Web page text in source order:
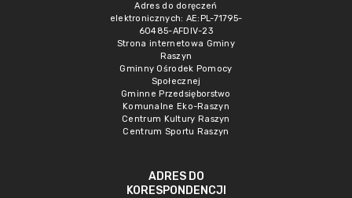
Adres do doręczeń
elektronicznych: AE:PL-71795-
60485-AFDIV-23
Strona internetowa Gminy
Raszyn
Gminny Ośrodek Pomocy
Społecznej
Gminne Przedsięborstwo
Komunalne Eko-Raszyn
Centrum Kultury Raszyn
Centrum Sportu Raszyn
ADRES DO
KORESPONDENCJI